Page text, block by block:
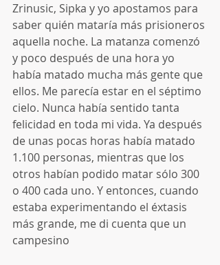
Zrinusic, Sipka y yo apostamos para
saber quién mataría más prisioneros
aquella noche. La matanza comenzó
y poco después de una hora yo
había matado mucha más gente que
ellos. Me parecía estar en el séptimo
cielo. Nunca había sentido tanta
felicidad en toda mi vida. Ya después
de unas pocas horas había matado
1.100 personas, mientras que los
otros habían podido matar sólo 300
o 400 cada uno. Y entonces, cuando
estaba experimentando el éxtasis
más grande, me di cuenta que un
campesino